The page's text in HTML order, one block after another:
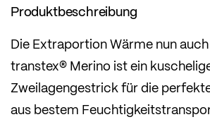
Produktbeschreibung
Die Extraportion Wärme nun
transtex® Merino ist ein
Zweilagengestrick für die
aus bestem